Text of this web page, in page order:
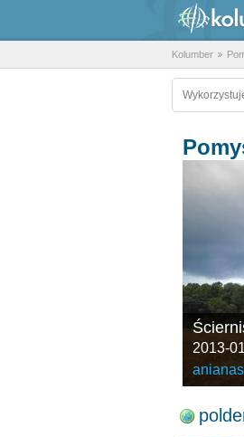
Kolumber
2013-